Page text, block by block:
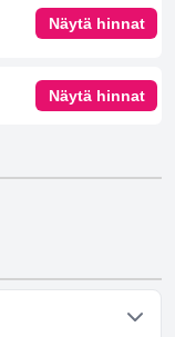
Näytä hinnat
Näytä hinnat